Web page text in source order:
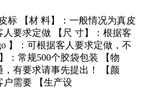
标 【材 料】：一般情况为真皮
要求定做 【尺 寸】：根据客
】：可根据客人要求定做，不
：常规500个胶袋包装 【物
，有要求请事先提出！ 【颜
户需要 【生产设